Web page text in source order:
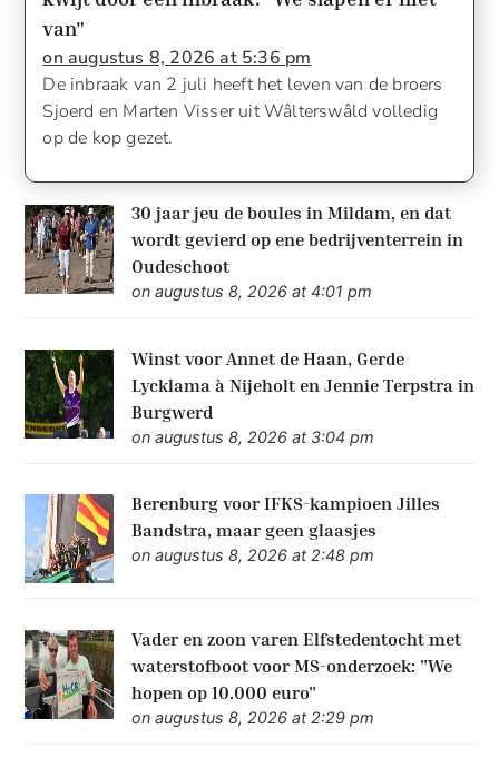
van"
on augustus 8, 2026 at 5:36 pm
​​​​​​​De inbraak van 2 juli heeft het leven van de broers
Sjoerd en Marten Visser uit Wâlterswâld volledig
op de kop gezet.
30 jaar jeu de boules in Mildam, en dat
wordt gevierd op ene bedrijventerrein in
Oudeschoot
on augustus 8, 2026 at 4:01 pm
Winst voor Annet de Haan, Gerde
Lycklama à Nijeholt en Jennie Terpstra in
Burgwerd
on augustus 8, 2026 at 3:04 pm
Berenburg voor IFKS-kampioen Jilles
Bandstra, maar geen glaasjes
on augustus 8, 2026 at 2:48 pm
Vader en zoon varen Elfstedentocht met
waterstofboot voor MS-onderzoek: "We
hopen op 10.000 euro"
on augustus 8, 2026 at 2:29 pm